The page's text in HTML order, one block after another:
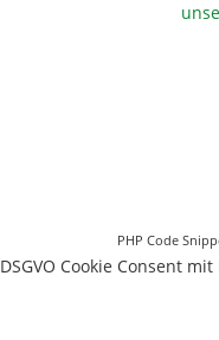
PHP Code
DSGVO Cookie Consent